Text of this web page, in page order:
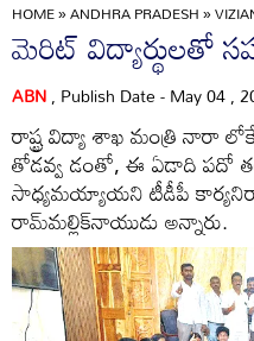
HOME»ANDHRA PRADESH»
మెరిట్‌ విద్యార్థులతో
ABN, Publish Date - May 04 ,
రాష్ట్ర విద్యా శాఖ మంత్రి నారా
తోడవ్వ డంతో, ఈ ఏడాది పదో
సాధ్యమయ్యాయని టీడీపీ
రామ్‌మల్లిక్‌నాయుడు అన్నారు.